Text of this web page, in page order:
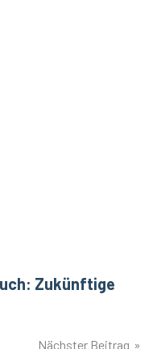
Zukünftige
Nächster Beitrag